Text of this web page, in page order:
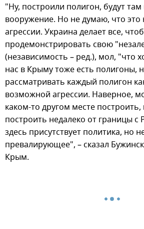
"Ну, построили полигон, будут
вооружение. Но не думаю, что это
агрессии. Украина делает все,
продемонстрировать свою
(независимость – ред.), мол, "что
нас в Крыму тоже есть полигоны,
рассматривать каждый полигон
возможной агрессии. Наверное,
каком-то другом месте
построить недалеко от границы с
здесь присутствует политика, но
превалирующее", – сказал
Крым.